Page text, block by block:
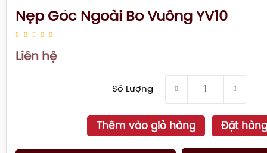
Nẹp Góc Ngoài Bo Vuông YV10
Liên hệ
Số Lượng
Thêm vào giỏ hàng Đặt hàng